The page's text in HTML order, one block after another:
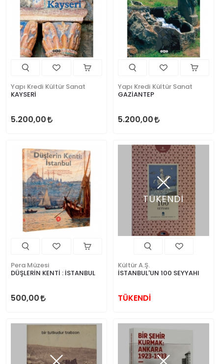
Yapı Kredi Kültür Sanat
KAYSERİ
5.200,00
Yapı Kredi Kültür Sanat
GAZİANTEP
5.200,00
Pera Müzesi
DÜŞLERİN KENTİ : İSTANBUL
500,00
TÜKENDİ
Kültür A.Ş.
İSTANBUL'UN 100 SEYYAHI
TÜKENDİ